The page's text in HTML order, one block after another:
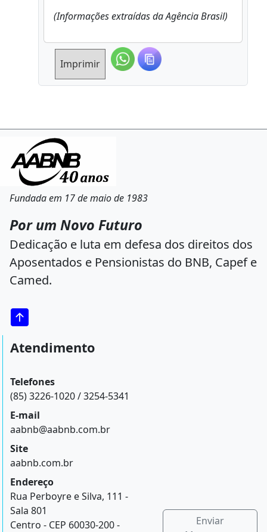
(Informações extraídas da Agência Brasil)
Imprimir
Fundada em 17 de maio de 1983
Por um Novo Futuro
Dedicação e luta em defesa dos direitos dos
Aposentados e Pensionistas do BNB, Capef e
Camed.
Atendimento
Telefones
(85) 3226-1020 / 3254-5341
E-mail
aabnb@aabnb.com.br
Site
aabnb.com.br
Endereço
Rua Perboyre e Silva, 111 -
Sala 801
Centro - CEP 60030-200 -
Enviar